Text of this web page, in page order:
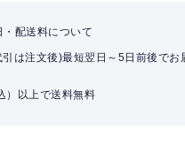
・配送料について
は注文後)最短翌日～5日前後で
）以上で送料無料